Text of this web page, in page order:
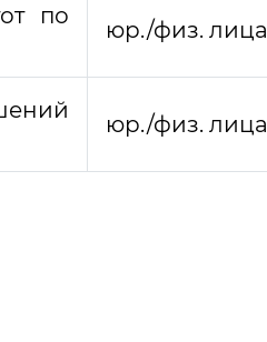
по
юр./физ. лица
юр./физ. лица